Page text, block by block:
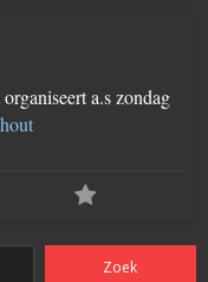
a.s zondag